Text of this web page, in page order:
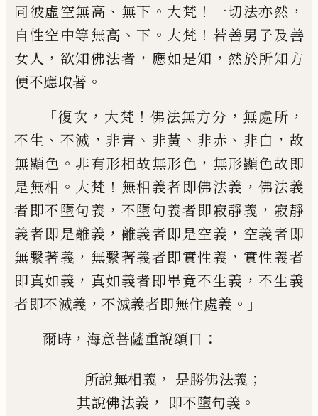
同彼虛空無高 、 無下 。 大梵 ！ 一切法亦然 ，
自性空中等無高 、 下 。 大梵 ！ 若善男子及 善
女人 ， 欲知佛法者 ， 應如是知 ， 然於所知方
便不應取著 。
「復次 ， 大梵 ！佛法無方分 ， 無處所 ，
不生 、 不滅 ， 非青 、 非黃 、 非赤 、 非白 ， 故
無顯色 。 非有形相故無形色 ， 無形顯色故即
是無相 。 大梵 ！ 無相義者即佛法義 ，佛法義
者即不墮句義 ， 不墮句義者即寂靜義 ， 寂靜
義者即是離義 ， 離義者即是空義 ， 空義者即
無繫著義 ， 無繫著義者即實性義 ， 實性義者
即真如義 ， 真如義者即畢竟不生義 ，不生義
者即不滅義 ， 不滅義者即無住處義 。」
爾時 ， 海意菩薩重說頌曰 ：
「所說無相義 ， 是勝佛法義 ；
其說佛法義 ， 即不墮句義 。